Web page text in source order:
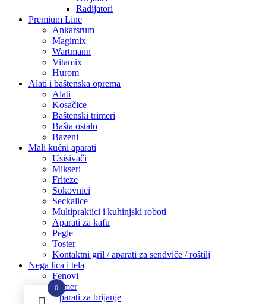
Radijatori
Premium Line
Ankarsrum
Magimix
Wartmann
Vitamix
Hurom
Alati i baštenska oprema
Alati
Kosačice
Baštenski trimeri
Bašta ostalo
Bazeni
Mali kućni aparati
Usisivači
Mikseri
Friteze
Sokovnici
Seckalice
Multipraktici i kuhinjski roboti
Aparati za kafu
Pegle
Toster
Kontaktni gril / aparati za sendviče / roštilj
Nega lica i tela
Fenovi
Trimer
Aparati za brijanje
0